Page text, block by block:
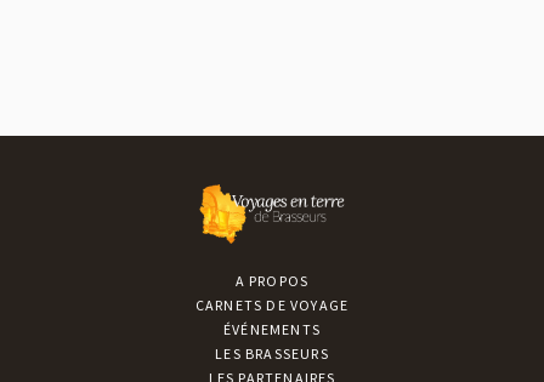
A PROPOS
CARNETS DE VOYAGE
ÉVÉNEMENTS
LES BRASSEURS
LES PARTENAIRES